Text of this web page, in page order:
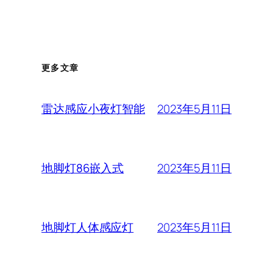
更多文章
雷达感应小夜灯智能 2023年5月11日
地脚灯86嵌入式 2023年5月11日
地脚灯人体感应灯 2023年5月11日